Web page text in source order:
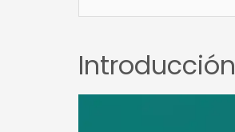
Introducción